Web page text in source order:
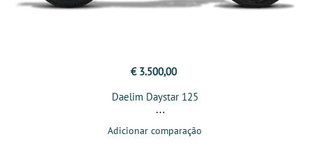
€ 3.500,00
Daelim Daystar 125
Adicionar comparação